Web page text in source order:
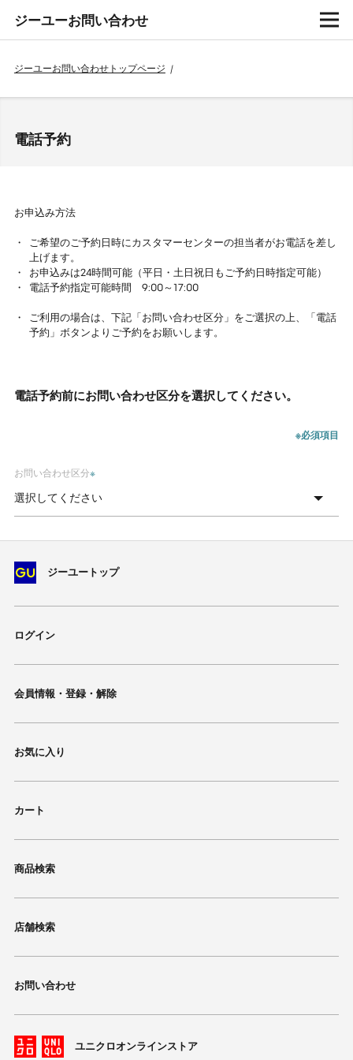
ジーユーお問い合わせ
ジーユーお問い合わせトップページ /
電話予約
お申込み方法
ご希望のご予約日時にカスタマーセンターの担当者がお電話を差し
上げます。
お申込みは24時間可能（平日・土日祝日もご予約日時指定可能）
電話予約指定可能時間 9:00～17:00
ご利用の場合は、下記「お問い合わせ区分」をご選択の上、「電話
予約」ボタンよりご予約をお願いします。
電話予約前にお問い合わせ区分を選択してください。
※必須項目
お問い合わせ区分※
ジーユートップ
ログイン
会員情報・登録・解除
お気に入り
カート
商品検索
店舗検索
お問い合わせ
ユニクロオンラインストア